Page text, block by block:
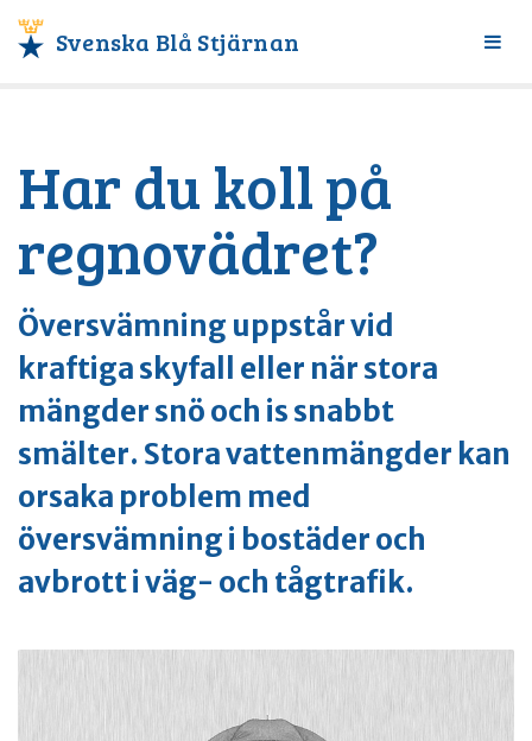
Svenska Blå Stjärnan
Växla
Har du koll på
regnovädret?
Översvämning uppstår vid
kraftiga skyfall eller när stora
mängder snö och is snabbt
smälter. Stora vattenmängder kan
orsaka problem med
översvämning i bostäder och
avbrott i väg- och tågtrafik.